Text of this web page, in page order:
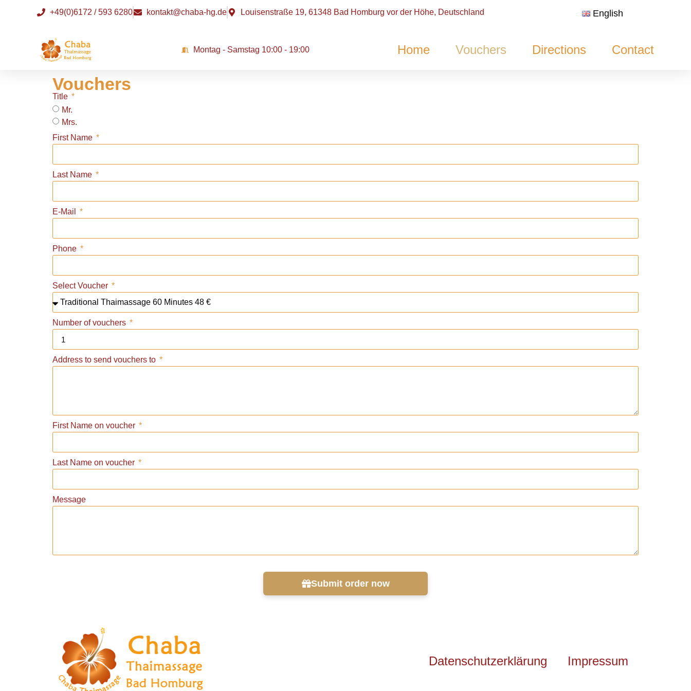
+49(0)6172 / 593 6280 kontakt@chaba-hg.de Louisenstraße 19, 61348 Bad Homburg vor der Höhe, Deutschland English
Montag - Samstag 10:00 - 19:00 Home Vouchers Directions Contact
Vouchers
Title
Mr.
Mrs.
First Name
Last Name
E-Mail
Phone
Select Voucher
Number of vouchers
Address to send vouchers to
First Name on voucher
Last Name on voucher
Message
Submit order now
Datenschutzerklärung Impressum